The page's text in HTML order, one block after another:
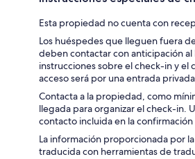
Esta propiedad no cuenta con
Los huéspedes que lleguen fuera
deben contactar con anticipación
instrucciones sobre el check-in y el
acceso será por una entrada
Contacta a la propiedad, como
llegada para organizar el check-in.
contacto incluida en la
La información proporcionada por
traducida con herramientas de